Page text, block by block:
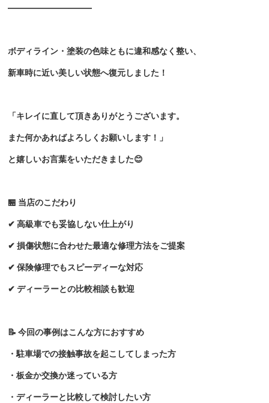
――――――――――
ボディライン・塗装の色味ともに違和感なく整い、
新車時に近い美しい状態へ復元しました！
「キレイに直して頂きありがとうございます。
また何かあればよろしくお願いします！」
と嬉しいお言葉をいただきました😊
🏪 当店のこだわり
✔ 高級車でも妥協しない仕上がり
✔ 損傷状態に合わせた最適な修理方法をご提案
✔ 保険修理でもスピーディーな対応
✔ ディーラーとの比較相談も歓迎
📝 今回の事例はこんな方におすすめ
・駐車場での接触事故を起こしてしまった方
・板金か交換か迷っている方
・ディーラーと比較して検討したい方